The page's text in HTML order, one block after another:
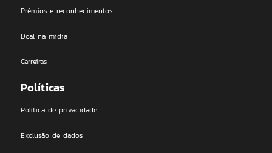
Prêmios e reconhecimentos
Deal na mídia
Carreiras
Políticas
Política de privacidade
Exclusão de dados